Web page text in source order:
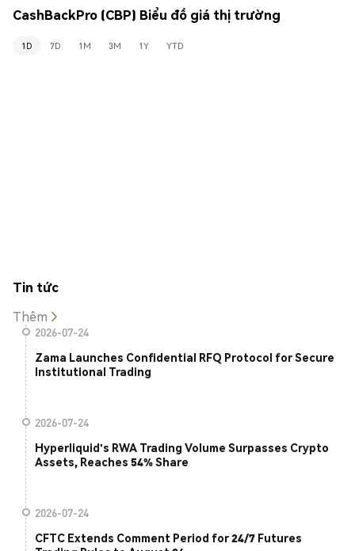
CashBackPro (CBP) Biểu đồ giá thị trường
1D 7D 1M 3M 1Y YTD
Tin tức
Thêm
2026-07-24
Zama Launches Confidential RFQ Protocol for Secure
Institutional Trading
2026-07-24
Hyperliquid's RWA Trading Volume Surpasses Crypto
Assets, Reaches 54% Share
2026-07-24
CFTC Extends Comment Period for 24/7 Futures